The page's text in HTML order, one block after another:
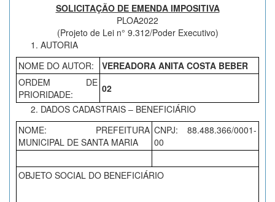
SOLICITAÇÃO DE EMENDA IMPOSITIVA
PLOA2022
(Projeto de Lei n° 9.312/Poder Executivo)
AUTORIA
NOME DO AUTOR:
VEREADORA ANITA COSTA BEBER
ORDEM DE
PRIORIDADE:
02
DADOS CADASTRAIS – BENEFICIÁRIO
NOME: PREFEITURA
MUNICIPAL DE SANTA MARIA
CNPJ: 88.488.366/0001-
00
OBJETO SOCIAL DO BENEFICIÁRIO